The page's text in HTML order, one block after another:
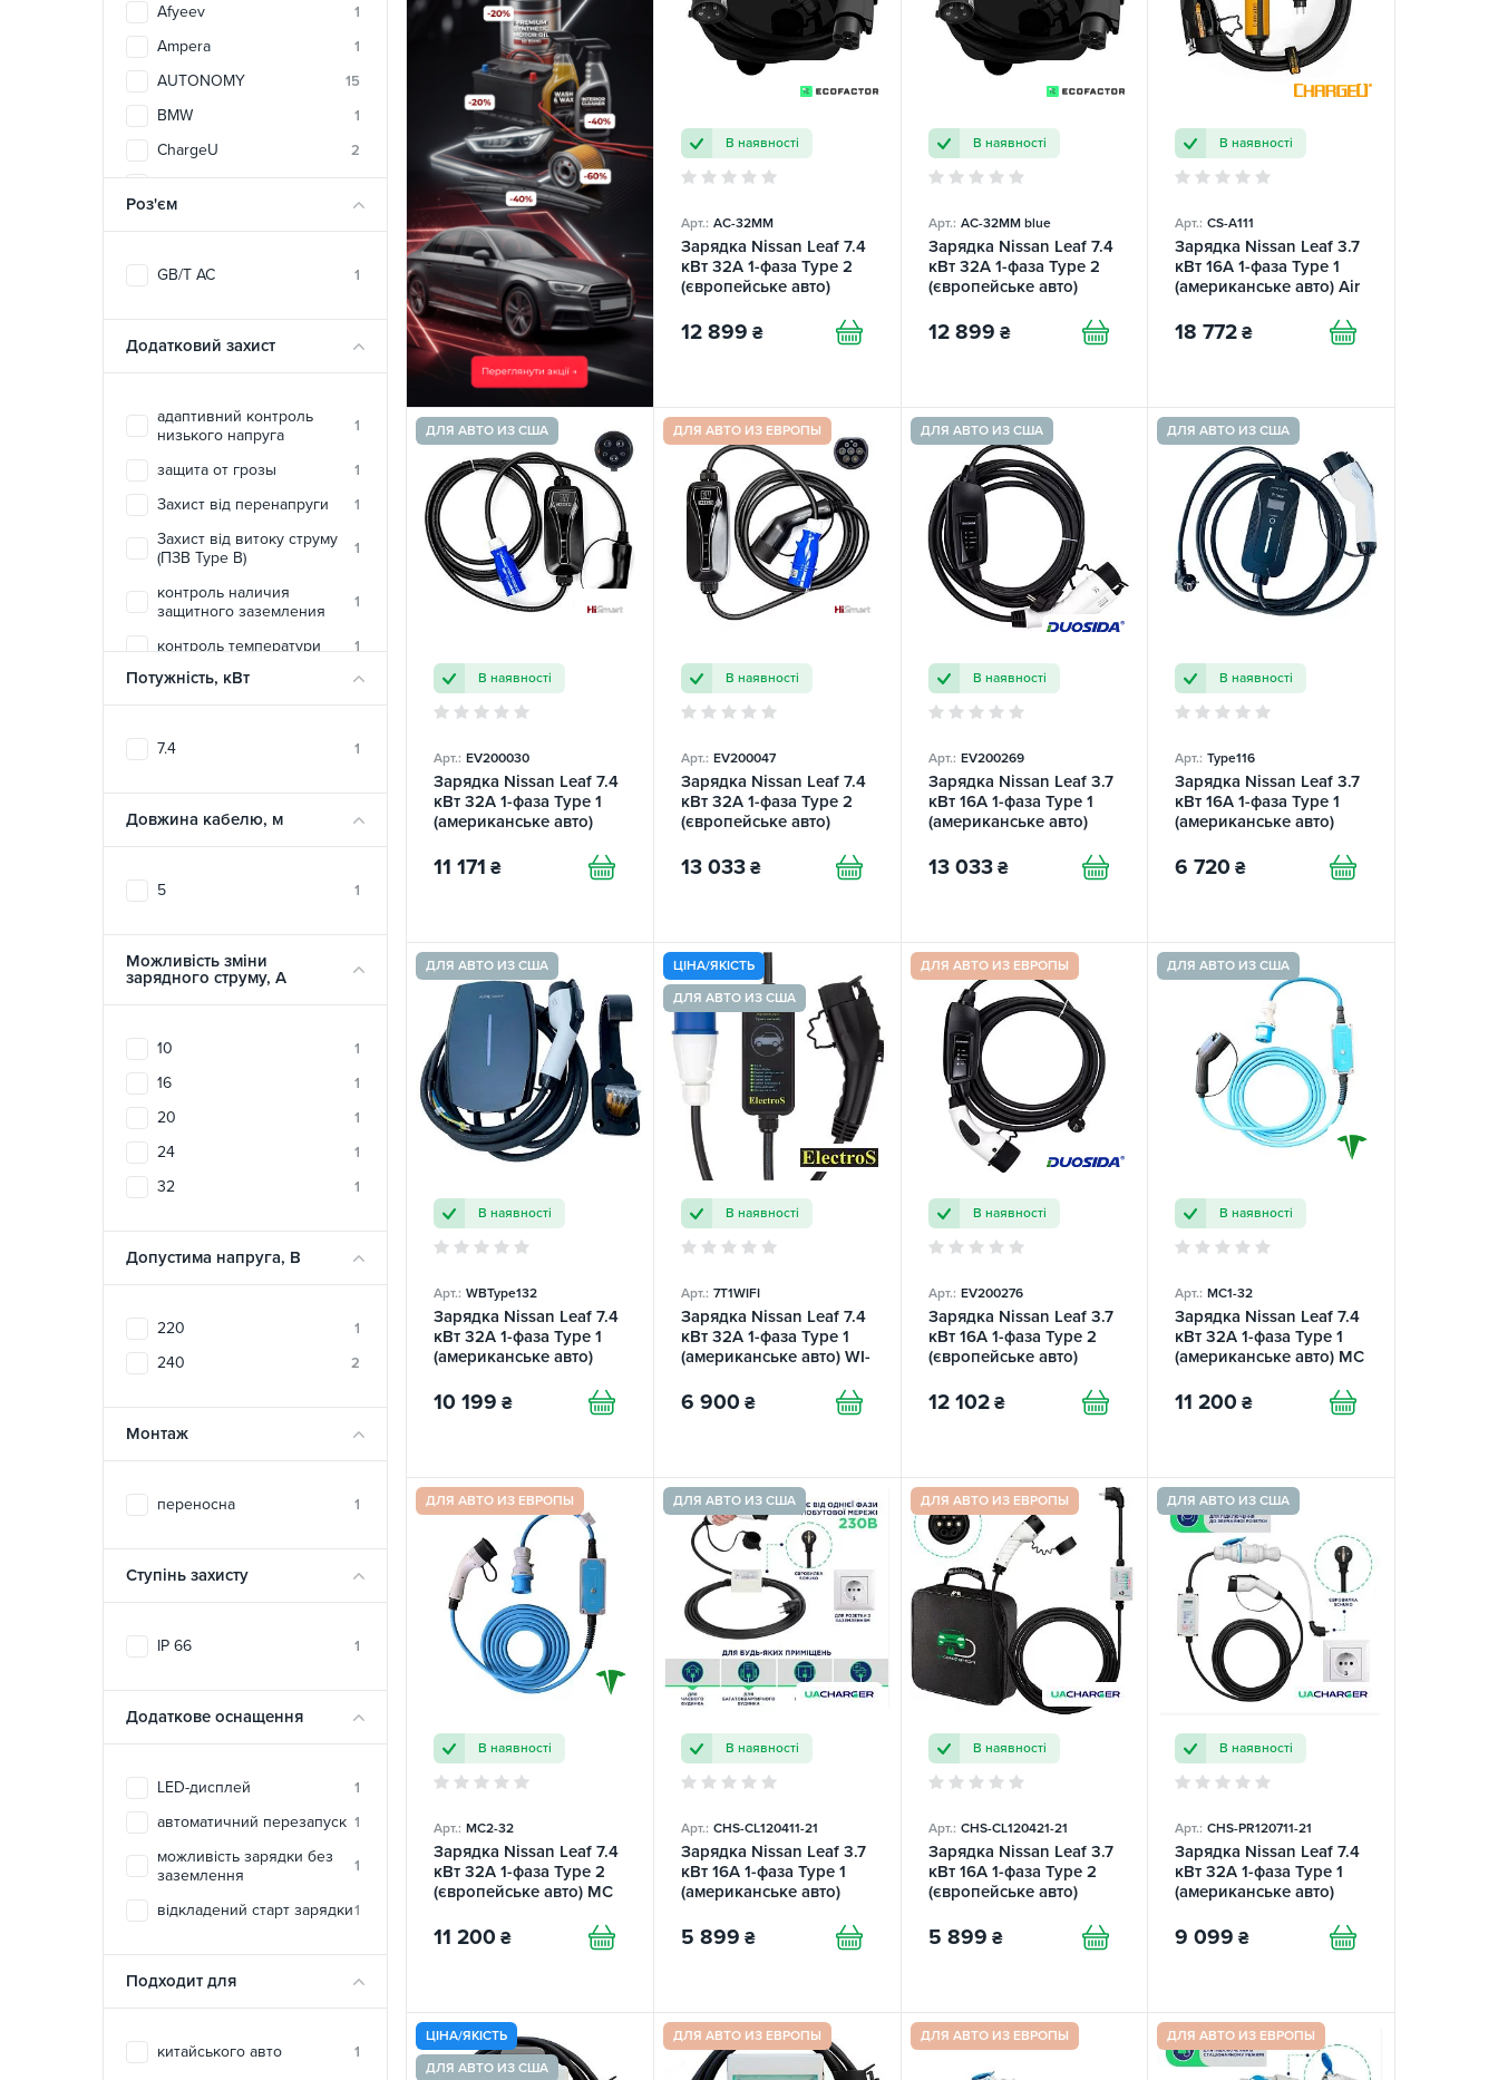
Afyeev 1
Ampera 1
AUTONOMY 15
BMW 1
ChargeU 2
DEPOW 2
ElectroS 5
EVEUS
Green Cell 2
6
Ipengen 1
Octa Energy
SPARKS
TRANS-GREEN 10
ZENCAR
Роз'єм
GB/T AC 1
Додатковий захист
адаптивний контроль
низького напруга
1
защита от грозы 1
Захист від перенапруги 1
Захист від витоку струму
(ПЗВ Type B)
1
контроль наличия
защитного заземления
1
контроль температури 1
вогнестійкий матеріал
печатной платы
1
1
Потужність, кВт
7.4 1
Довжина кабелю, м
5 1
Можливість зміни
зарядного струму, A
10 1
16 1
20 1
24 1
32 1
Допустима напруга, В
220 1
240 2
Монтаж
переносна 1
Ступінь захисту
IP 66 1
Додаткове оснащення
LED-дисплей 1
автоматичний перезапуск 1
можливість зарядки без
заземлення
1
відкладений старт зарядки1
Подходит для
китайського авто 1
В наявності
Арт.: AC-32MM
Зарядка Nissan Leaf 7.4
кВт 32А 1-фаза Type 2
(європейське авто)
ECOFACTOR
12 899 ₴
В наявності
Арт.: AC-32MM blue
Зарядка Nissan Leaf 7.4
кВт 32А 1-фаза Type 2
(європейське авто)
ECOFACTOR
12 899 ₴
В наявності
Арт.: CS-A111
Зарядка Nissan Leaf 3.7
кВт 16А 1-фаза Type 1
(американське авто) Air
18 772 ₴
ДЛЯ АВТО ИЗ США
В наявності
Арт.: EV200030
Зарядка Nissan Leaf 7.4
кВт 32A 1-фаза Type 1
(американське авто)
11 171 ₴
ДЛЯ АВТО ИЗ ЕВРОПЫ
В наявності
Арт.: EV200047
Зарядка Nissan Leaf 7.4
кВт 32A 1-фаза Type 2
(європейське авто)
13 033 ₴
ДЛЯ АВТО ИЗ США
В наявності
Арт.: EV200269
Зарядка Nissan Leaf 3.7
кВт 16А 1-фаза Type 1
(американське авто)
13 033 ₴
ДЛЯ АВТО ИЗ США
В наявності
Арт.: Type116
Зарядка Nissan Leaf 3.7
кВт 16А 1-фаза Type 1
(американське авто)
6 720 ₴
ДЛЯ АВТО ИЗ США
В наявності
Арт.: WBType132
Зарядка Nissan Leaf 7.4
кВт 32А 1-фаза Type 1
(американське авто)
10 199 ₴
ЦІНА/ЯКІСТЬ
ДЛЯ АВТО ИЗ США
В наявності
Арт.: 7T1WIFI
Зарядка Nissan Leaf 7.4
кВт 32A 1-фаза Type 1
(американське авто) WI-
6 900 ₴
ДЛЯ АВТО ИЗ ЕВРОПЫ
В наявності
Арт.: EV200276
Зарядка Nissan Leaf 3.7
кВт 16А 1-фаза Type 2
(європейське авто)
12 102 ₴
ДЛЯ АВТО ИЗ США
В наявності
Арт.: MC1-32
Зарядка Nissan Leaf 7.4
кВт 32A 1-фаза Type 1
(американське авто) MC
11 200 ₴
ДЛЯ АВТО ИЗ ЕВРОПЫ
В наявності
Арт.: MC2-32
Зарядка Nissan Leaf 7.4
кВт 32A 1-фаза Type 2
(європейське авто) MC
11 200 ₴
ДЛЯ АВТО ИЗ США
В наявності
Арт.: СHS-CL120411-21
Зарядка Nissan Leaf 3.7
кВт 16А 1-фаза Type 1
(американське авто)
5 899 ₴
ДЛЯ АВТО ИЗ ЕВРОПЫ
В наявності
Арт.: СHS-CL120421-21
Зарядка Nissan Leaf 3.7
кВт 16А 1-фаза Type 2
(європейське авто)
5 899 ₴
ДЛЯ АВТО ИЗ США
В наявності
Арт.: СHS-PR120711-21
Зарядка Nissan Leaf 7.4
кВт 32А 1-фаза Type 1
(американське авто)
9 099 ₴
ЦІНА/ЯКІСТЬ
ДЛЯ АВТО ИЗ США
ДЛЯ АВТО ИЗ ЕВРОПЫ ДЛЯ АВТО ИЗ ЕВРОПЫ ДЛЯ АВТО ИЗ ЕВРОПЫ